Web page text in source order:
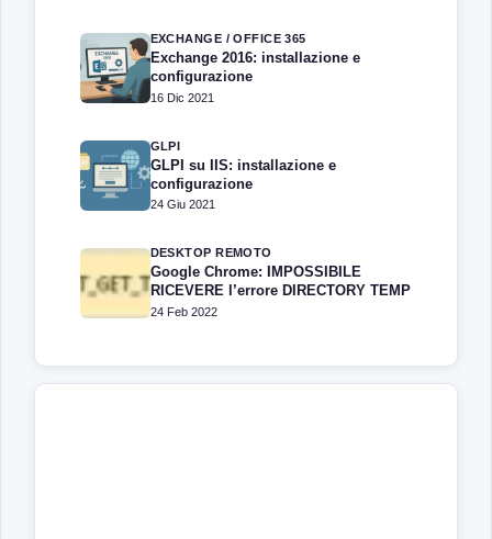
EXCHANGE / OFFICE 365
Exchange 2016: installazione e
configurazione
16 Dic 2021
GLPI
GLPI su IIS: installazione e
configurazione
24 Giu 2021
DESKTOP REMOTO
Google Chrome: IMPOSSIBILE
RICEVERE l’errore DIRECTORY TEMP
24 Feb 2022